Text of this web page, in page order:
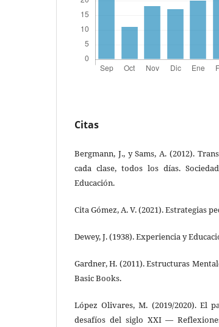
Citas
Bergmann, J., y Sams, A. (2012).
cada clase, todos los días.
Educación.
Cita Gómez, A. V. (2021). Estrategias
Dewey, J. (1938). Experiencia y
Gardner, H. (2011). Estructuras
Basic Books.
López Olivares, M. (2019/2020). El
desafíos del siglo XXI —